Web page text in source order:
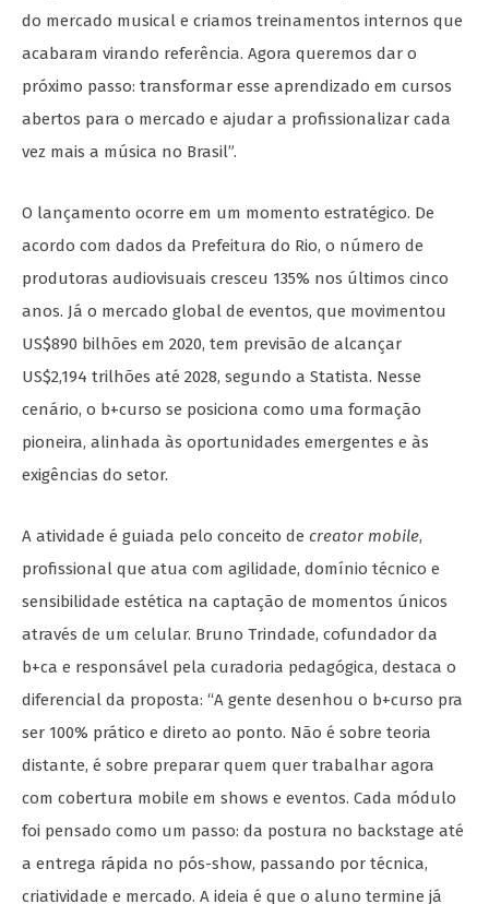
do mercado musical e criamos treinamentos internos que
acabaram virando referência. Agora queremos dar o
próximo passo: transformar esse aprendizado em cursos
abertos para o mercado e ajudar a profissionalizar cada
vez mais a música no Brasil”.
O lançamento ocorre em um momento estratégico. De
acordo com dados da Prefeitura do Rio, o número de
produtoras audiovisuais cresceu 135% nos últimos cinco
anos. Já o mercado global de eventos, que movimentou
US$890 bilhões em 2020, tem previsão de alcançar
US$2,194 trilhões até 2028, segundo a Statista. Nesse
cenário, o b+curso se posiciona como uma formação
pioneira, alinhada às oportunidades emergentes e às
exigências do setor.
A atividade é guiada pelo conceito de creator mobile,
profissional que atua com agilidade, domínio técnico e
sensibilidade estética na captação de momentos únicos
através de um celular. Bruno Trindade, cofundador da
b+ca e responsável pela curadoria pedagógica, destaca o
diferencial da proposta: “A gente desenhou o b+curso pra
ser 100% prático e direto ao ponto. Não é sobre teoria
distante, é sobre preparar quem quer trabalhar agora
com cobertura mobile em shows e eventos. Cada módulo
foi pensado como um passo: da postura no backstage até
a entrega rápida no pós-show, passando por técnica,
criatividade e mercado. A ideia é que o aluno termine já